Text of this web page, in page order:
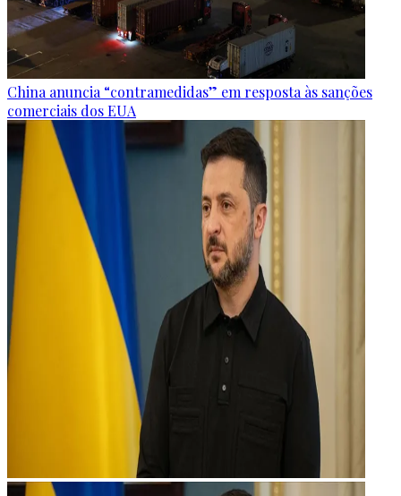
China anuncia “contramedidas” em resposta às sanções
comerciais dos EUA